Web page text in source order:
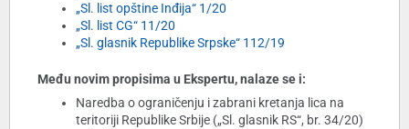
„Sl. list opštine Inđija“ 1/20
„Sl. list CG“ 11/20
„Sl. glasnik Republike Srpske“ 112/19
Među novim propisima u Ekspertu, nalaze se i:
Naredba o ograničenju i zabrani kretanja lica na
teritoriji Republike Srbije („Sl. glasnik RS“, br. 34/20)